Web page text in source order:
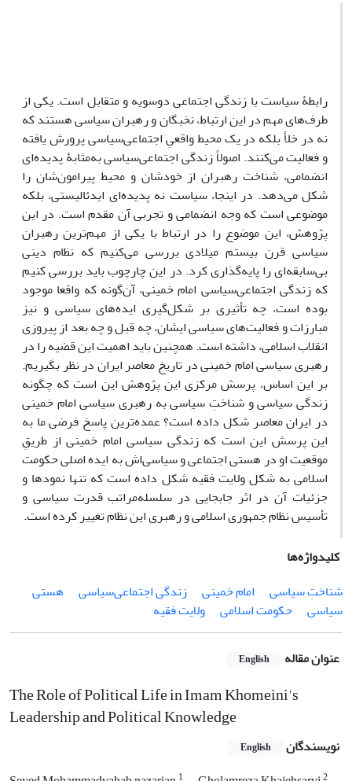
رابطۀ سیاست با زندگی اجتماعی دوسویه و متقابل است. یکی از
طرف‌های مهم در این ارتباط، نخبگان و رهبران سیاسی هستند که
نه در خلأ بلکه در یک محیط واقعیِ اجتماعی‌سیاسی پرورش یافته
و فعالیت می‌کنند. اصولاً زندگی اجتماعی‌سیاسی به‌مثابۀ پدیده‌ای
انضمامی، شناخت رهبران از خودشان و محیط پیرامون‌شان را
شکل می‌دهد. در اینجا، سیاست نه پدیده‌ای ایدئالیستی، بلکه
موضوعی است که وجه انضمامی و تجربی آن مقدم است. در این
پژوهش، این موضوع را در ارتباط با یکی از مهم‌ترین رهبران
سیاسی قرن بیستم میلادی بررسی می‌کنیم که نظام دینی
بی‌سابقه‌ای را پایه‌گذاری کرد. در این چارچوب باید بررسی کنیم
که زندگی اجتماعی‌سیاسی امام خمینی، آن‌گونه که واقعا موجود
بوده است، چه تأثیری بر شکل‌گیری ایده‌های سیاسی و نیز
مبارزات و فعالیت‌های سیاسی ایشان، چه قبل و چه بعد از پیروزی
انقلاب اسلامی، داشته است. همچنین باید اهمیت این قضیه را در
رهبری سیاسی امام خمینی در تاریخ معاصر ایران در نظر بگیریم.
بر این اساس، پرسش مرکزی این پژوهش این است که چگونه
زندگی سیاسی و شناختِ سیاسی به رهبری سیاسی امام خمینی
در ایران معاصر شکل داده است؟ عمده‌ترین پاسخ فرضی ما به
این پرسش این است که زندگی سیاسی امام خمینی از طریقِ
موقعیت او در هستی اجتماعی و سیاسی‌اش به ایده اصلی حکومت
اسلامی به شکل ولایت فقیه شکل داده است که تنها نمودها و
جزئیات آن در اثر جابجایی در سلسله‌مراتب قدرت سیاسی و
تأسیس نظام جمهوری اسلامی و رهبری این نظام تغییر کرده است.
کلیدواژه‌ها
شناختِ سیاسی
امام خمینی زندگی اجتماعی‌سیاسی
هستی
سیاسی
حکومت اسلامی ولایت فقیه
عنوان مقاله English
The Role of Political Life in Imam Khomeini's
Leadership and Political Knowledge
نویسندگان English